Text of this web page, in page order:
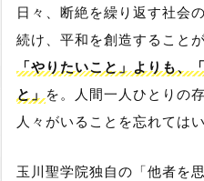
日々、断絶を繰り返す社会
続け、平和を創造することが
「やりたいこと」よりも、
と」を。人間一人ひとりの
人々がいることを忘れては
玉川聖学院独自の「他者を